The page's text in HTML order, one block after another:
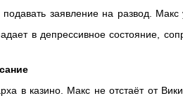
заявление на развод. Макс
в депрессивное состояние,
в казино. Макс не отстаёт от